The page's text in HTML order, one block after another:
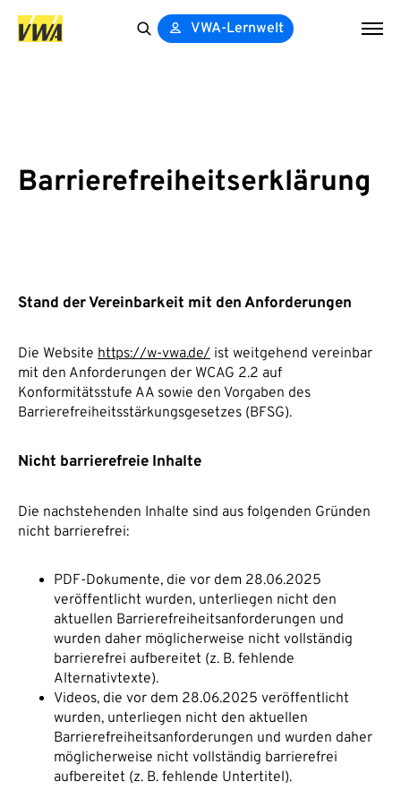
VWA-Lernwelt
Barrierefreiheitserklärung
Stand der Vereinbarkeit mit den Anforderungen
Die Website https://w-vwa.de/ ist weitgehend vereinbar
mit den Anforderungen der WCAG 2.2 auf
Konformitätsstufe AA sowie den Vorgaben des
Barrierefreiheitsstärkungsgesetzes (BFSG).
Nicht barrierefreie Inhalte
Die nachstehenden Inhalte sind aus folgenden Gründen
nicht barrierefrei:
PDF-Dokumente, die vor dem 28.06.2025
veröffentlicht wurden, unterliegen nicht den
aktuellen Barrierefreiheitsanforderungen und
wurden daher möglicherweise nicht vollständig
barrierefrei aufbereitet (z. B. fehlende
Alternativtexte).
Videos, die vor dem 28.06.2025 veröffentlicht
wurden, unterliegen nicht den aktuellen
Barrierefreiheitsanforderungen und wurden daher
möglicherweise nicht vollständig barrierefrei
aufbereitet (z. B. fehlende Untertitel).